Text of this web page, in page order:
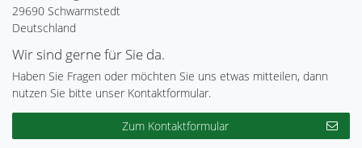
29690 Schwarmstedt
Deutschland
Wir sind gerne für Sie da.
Haben Sie Fragen oder möchten Sie uns etwas mitteilen, dann
nutzen Sie bitte unser Kontaktformular.
Zum Kontaktformular